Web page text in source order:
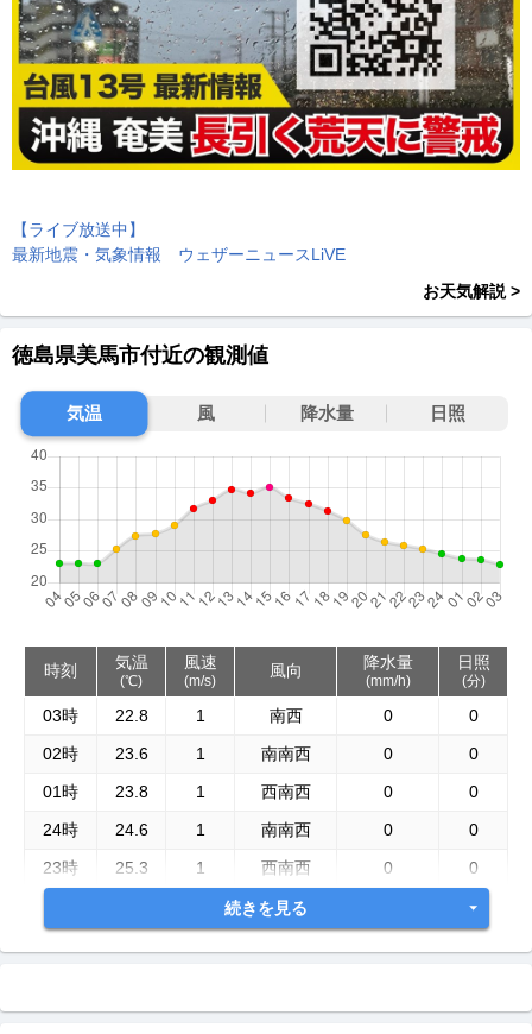
【ライブ放送中】
最新地震・気象情報 ウェザーニュースLiVE
お天気解説 >
徳島県美馬市付近の観測値
気温 風 降水量 日照
時刻 気温
(℃)
風速
(m/s)
風向 降水量
(mm/h)
日照
(分)
03時 22.8 1 南西 0
0
02時
23.6 1 南南西 0
0
01時
23.8 1 西南西 0
0
24時
24.6 1 南南西 0
0
23時
25.3 1 西南西 0 0
続きを見る